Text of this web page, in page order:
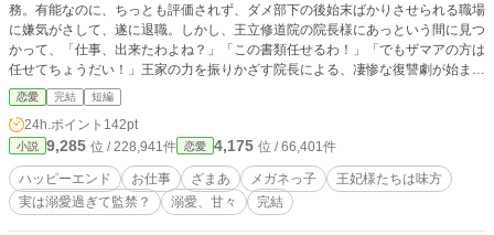
務。有能なのに、ちっとも評価されず、ダメ部下の後始末ばかりさせられる職場
に嫌気がさして、遂に退職。しかし、王立修道院の院長様にあっという間に見つ
かって、「仕事、出来たわよね？」「この書類任せるわ！」「でもザマアの方は
任せてちょうだい！」王家の力を振りかざす院長による、凄惨な復讐劇が始まっ
た……！？ 突然退職した主人公を探し回っていた上司は、熱烈に追い掛け回す
が、院長さまが、「あいつもザマア対象ですわ！」 へスターは、修道院からさ
らわれて？上司のお屋敷に閉じ込められる羽目に……（パワハラなの？） な
お、この話は、誰も手を下していないのに、どんどん上部まで、ザマァが進みま
す。全１６話。二万四千字。すぐに終わります。
恋愛 完結 短編
24h.ポイント 142pt
小説 9,285 位 / 228,941件 恋愛 4,175 位 / 66,401件
ハッピーエンド お仕事 ざまあ メガネっ子
王妃様たちは味方
実は溺愛過ぎて監禁？
溺愛、甘々 完結